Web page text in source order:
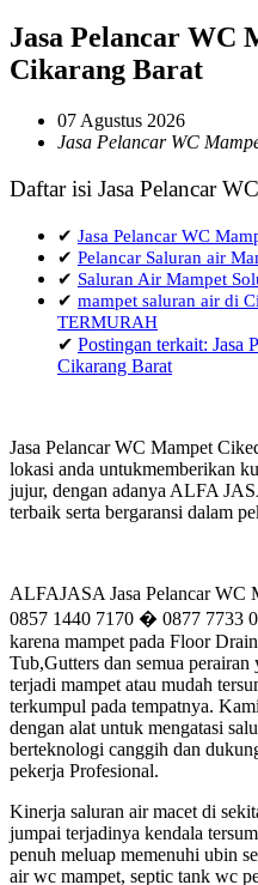
Jasa Pelancar WC
Cikarang Barat
07 Agustus 2026
Jasa Pelancar WC
Daftar isi Jasa Pelancar
✔ Jasa Pelancar WC
✔ Pelancar Saluran air
✔ Saluran Air Mampet
✔ mampet saluran air di
TERMURAH
✔ Postingan terkait: Jasa
Cikarang Barat
Jasa Pelancar WC Mampet
lokasi anda untukmemberikan
jujur, dengan adanya ALFA
terbaik serta bergaransi dalam
ALFAJASA Jasa Pelancar WC
0857 1440 7170 � 0877 7733
karena mampet pada Floor
Tub,Gutters dan semua
terjadi mampet atau mudah
terkumpul pada tempatnya.
dengan alat untuk mengatasi
berteknologi canggih dan
pekerja Profesional.
Kinerja saluran air macet di
jumpai terjadinya kendala
penuh meluap memenuhi ubin
air wc mampet, septic tank wc